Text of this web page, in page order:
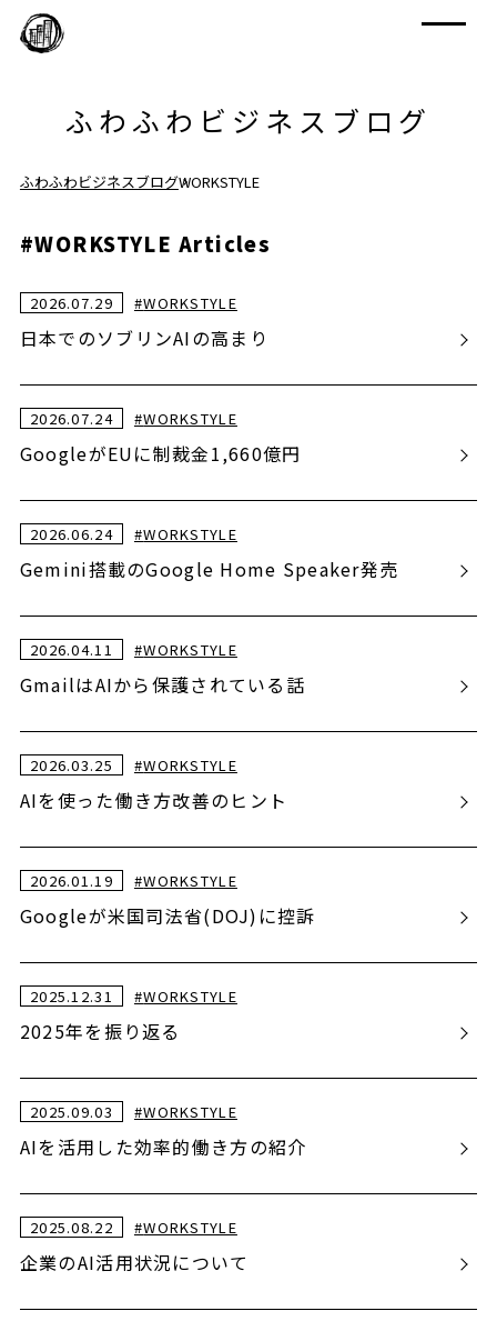
ふわふわビジネスブログ
ふわふわビジネスブログWORKSTYLE
#WORKSTYLE Articles
2026.07.29 #WORKSTYLE
日本でのソブリンAIの高まり
2026.07.24 #WORKSTYLE
GoogleがEUに制裁金1,660億円
2026.06.24 #WORKSTYLE
Gemini搭載のGoogle Home Speaker発売
2026.04.11 #WORKSTYLE
GmailはAIから保護されている話
2026.03.25 #WORKSTYLE
AIを使った働き方改善のヒント
2026.01.19 #WORKSTYLE
Googleが米国司法省(DOJ)に控訴
2025.12.31 #WORKSTYLE
2025年を振り返る
2025.09.03 #WORKSTYLE
AIを活用した効率的働き方の紹介
2025.08.22 #WORKSTYLE
企業のAI活用状況について